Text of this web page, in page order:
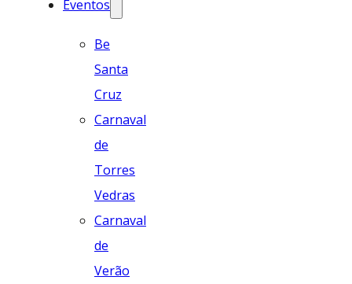
Eventos
Be
Santa
Cruz
Carnaval
de
Torres
Vedras
Carnaval
de
Verão